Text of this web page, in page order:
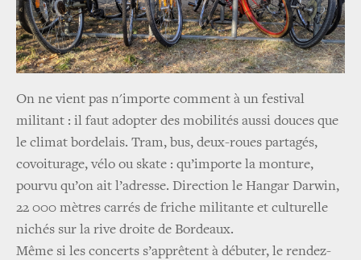
On ne vient pas n'importe comment à un festival
militant : il faut adopter des mobilités aussi douces que
le climat bordelais. Tram, bus, deux-roues partagés,
covoiturage, vélo ou skate : qu’importe la monture,
pourvu qu’on ait l’adresse. Direction le Hangar Darwin,
22 000 mètres carrés de friche militante et culturelle
nichés sur la rive droite de Bordeaux.
Même si les concerts s’apprêtent à débuter, le rendez-